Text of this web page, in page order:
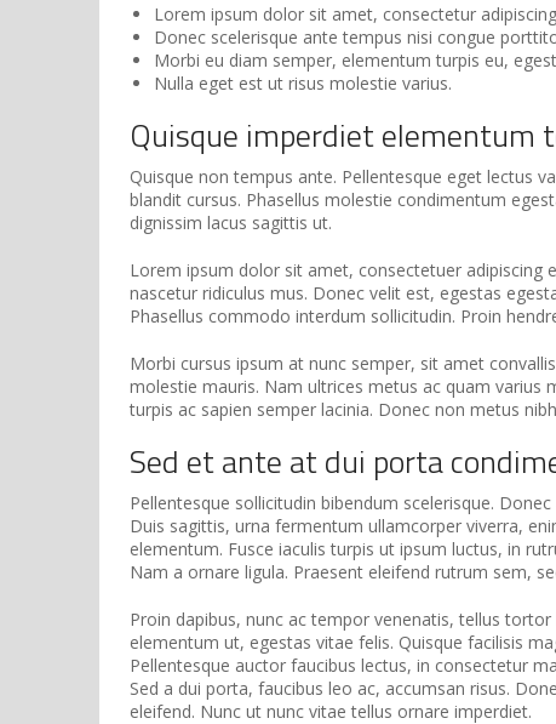
Lorem ipsum dolor sit amet, consectetur
Donec scelerisque ante tempus nisi congue
Morbi eu diam semper, elementum turpis eu,
Nulla eget est ut risus molestie varius.
Quisque imperdiet elementum
Quisque non tempus ante. Pellentesque eget lectus
blandit cursus. Phasellus molestie condimentum
dignissim lacus sagittis ut.
Lorem ipsum dolor sit amet, consectetuer adipiscing
nascetur ridiculus mus. Donec velit est, egestas
Phasellus commodo interdum sollicitudin. Proin
Morbi cursus ipsum at nunc semper, sit amet
molestie mauris. Nam ultrices metus ac quam varius
turpis ac sapien semper lacinia. Donec non metus
Sed et ante at dui porta
Pellentesque sollicitudin bibendum scelerisque.
Duis sagittis, urna fermentum ullamcorper viverra,
elementum. Fusce iaculis turpis ut ipsum luctus, in
Nam a ornare ligula. Praesent eleifend rutrum sem,
Proin dapibus, nunc ac tempor venenatis, tellus
elementum ut, egestas vitae felis. Quisque facilisis
Pellentesque auctor faucibus lectus, in consectetur
Sed a dui porta, faucibus leo ac, accumsan risus.
eleifend. Nunc ut nunc vitae tellus ornare imperdiet.